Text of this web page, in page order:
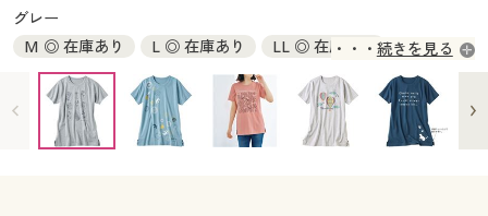
大きいサイズ 事務・制服
カタログ・チラシからのご注文
デジタルカタログ
カタログ無料プレゼント
カタログ無料プレゼント
会員メニュー
グレー
M ◎ 在庫あり
L ◎ 在庫あり
LL ◎ 在庫あり
3L ◎ 在庫あり
5L ◎ 在庫あり
続きを見る